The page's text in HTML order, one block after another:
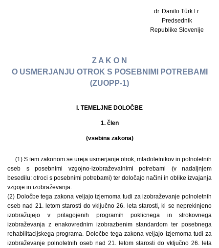
dr. Danilo Türk l.r.
Predsednik
Republike Slovenije
Z A K O N
O USMERJANJU OTROK S POSEBNIMI POTREBAMI
(ZUOPP-1)
I. TEMELJNE DOLOČBE
1. člen
(vsebina zakona)
(1) S tem zakonom se ureja usmerjanje otrok, mladoletnikov in polnoletnih
oseb s posebnimi vzgojno-izobraževalnimi potrebami (v nadaljnjem
besedilu: otroci s posebnimi potrebami) ter določajo načini in oblike izvajanja
vzgoje in izobraževanja.
(2) Določbe tega zakona veljajo izjemoma tudi za izobraževanje polnoletnih
oseb nad 21. letom starosti do vključno 26. leta starosti, ki se neprekinjeno
izobražujejo v prilagojenih programih poklicnega in strokovnega
izobraževanja z enakovrednim izobrazbenim standardom ter posebnega
rehabilitacijskega programa. Določbe tega zakona veljajo izjemoma tudi za
izobraževanje polnoletnih oseb nad 21. letom starosti do vključno 26. leta